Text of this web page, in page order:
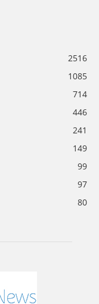
2516
1085
714
446
241
149
99
97
80